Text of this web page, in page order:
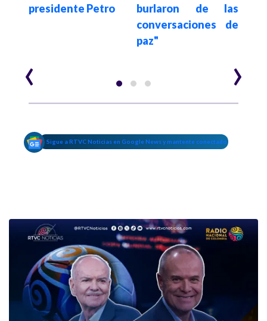
presidente Petro
burlaron de las
conversaciones de
paz"
‹ ›
Sigue a RTVC Noticias en Google News y mantente conectado